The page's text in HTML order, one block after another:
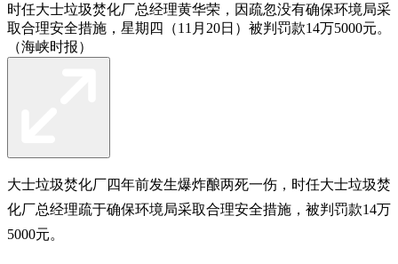
时任大士垃圾焚化厂总经理黄华荣，因疏忽没有确保环境局采
取合理安全措施，星期四（11月20日）被判罚款14万5000元。
（海峡时报）
大士垃圾焚化厂四年前发生爆炸酿两死一伤，时任大士垃圾焚
化厂总经理疏于确保环境局采取合理安全措施，被判罚款14万
5000元。